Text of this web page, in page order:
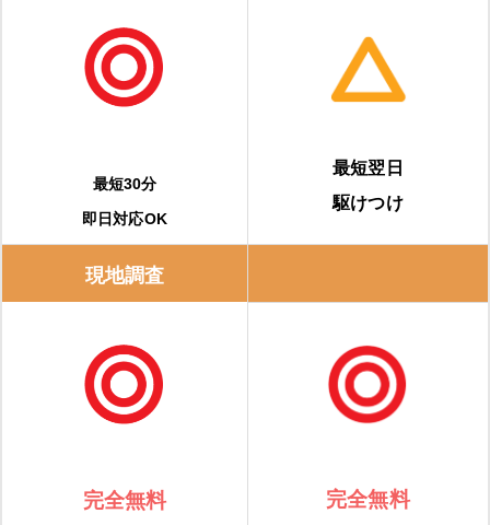
最短30分
即日対応OK
最短翌日
駆けつけ
現地調査
完全無料 完全無料